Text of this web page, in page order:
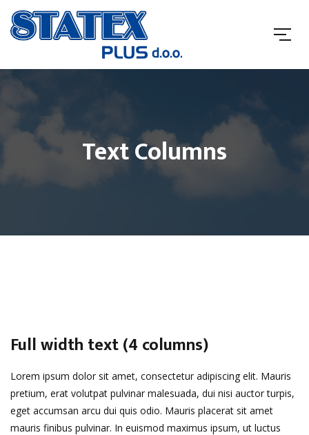
Text Columns
Full width text (4 columns)
Lorem ipsum dolor sit amet, consectetur adipiscing elit. Mauris
pretium, erat volutpat pulvinar malesuada, dui nisi auctor turpis,
eget accumsan arcu dui quis odio. Mauris placerat sit amet
mauris finibus pulvinar. In euismod maximus ipsum, ut luctus